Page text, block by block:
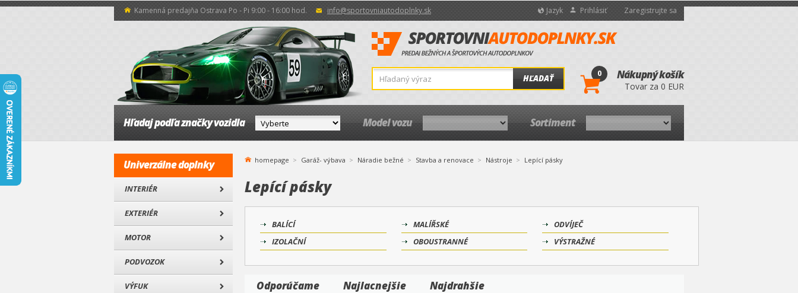
Kamenná predajňa Ostrava Po - Pi 9:00 - 16:00 hod. info@sportovniautodoplnky.sk Jazyk Prihlásiť Zaregistrujte sa
HĽADAŤ 0 Nákupný košík
Tovar za 0 EUR
Hľadaj podľa značky vozidla Model vozu Sortiment
Univerzálne doplnky
INTERIÉR
EXTERIÉR
MOTOR
PODVOZOK
VÝFUK
homepage Garáž- výbava Náradie bežné Stavba a renovace Nástroje Lepící pásky
Lepící pásky
BALÍCÍ
IZOLAČNÍ
MALÍŘSKÉ
OBOUSTRANNÉ
ODVÍJEČ
VÝSTRAŽNÉ
Odporúčame Najlacnejšie Najdrahšie